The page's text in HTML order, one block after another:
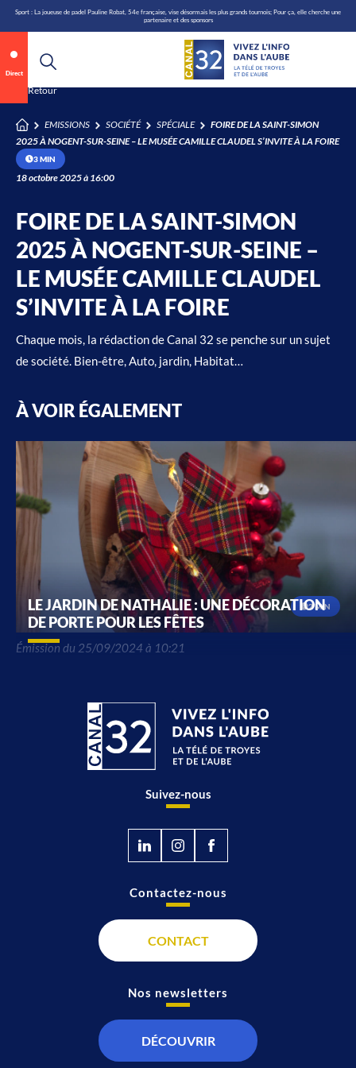
Aller
au
contenu
Sport : La joueuse de padel Pauline Robat, 54e française, vise désormais les plus grands tournois; Pour ça, elle cherche une
partenaire et des sponsors
Direct
Retour
EMISSIONS SOCIÉTÉ SPÉCIALE
FOIRE DE LA SAINT-SIMON
2025 À NOGENT-SUR-SEINE – LE MUSÉE CAMILLE CLAUDEL S’INVITE À LA FOIRE
0:08 / 0:12
Annonce 1 sur 2 canal32.fr
3 MIN
18 octobre 2025 à 16:00
FOIRE DE LA SAINT-SIMON
2025 À NOGENT-SUR-SEINE –
LE MUSÉE CAMILLE CLAUDEL
S’INVITE À LA FOIRE
Chaque mois, la rédaction de Canal 32 se penche sur un sujet
de société. Bien-être, Auto, jardin, Habitat…
À VOIR ÉGALEMENT
2 MIN
LE JARDIN DE NATHALIE : UNE DÉCORATION
DE PORTE POUR LES FÊTES
Émission du 25/09/2024 à 10:21
Suivez-nous
Contactez-nous
CONTACT
Nos newsletters
DÉCOUVRIR